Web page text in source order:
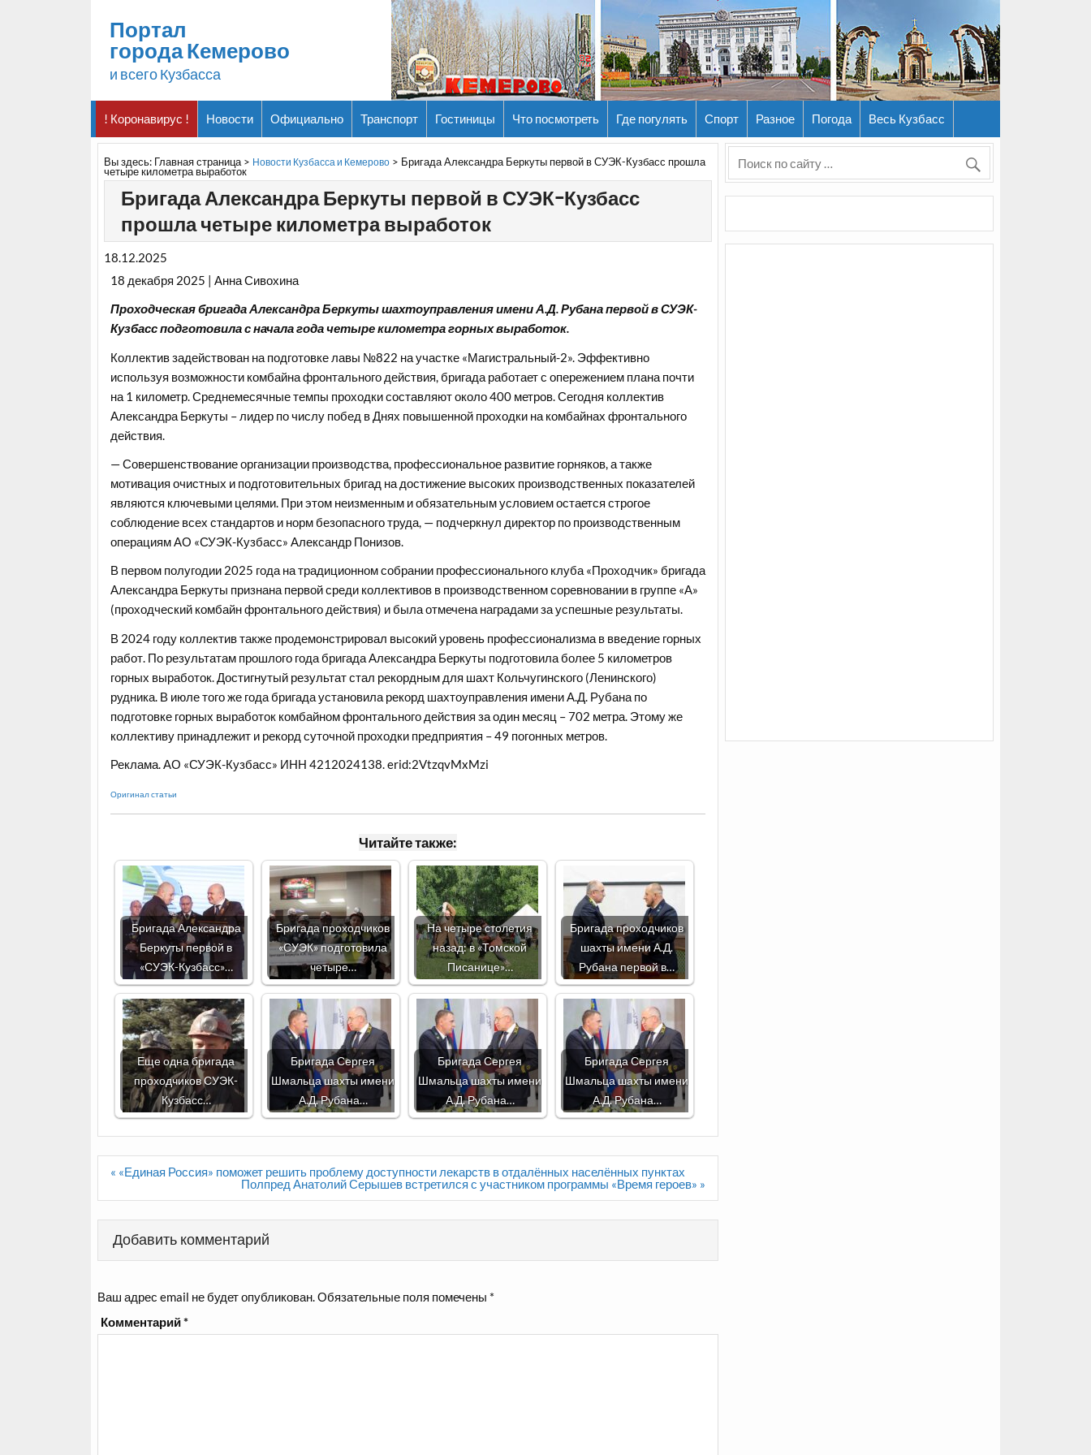
Портал
города Кемерово
и всего Кузбасса
! Коронавирус ! Новости Официально Транспорт Гостиницы Что посмотреть Где погулять Спорт Разное Погода Весь Кузбасс
Вы здесь: Главная страница> Новости Кузбасса и Кемерово > Бригада Александра Беркуты первой в СУЭК-Кузбасс прошла
четыре километра выработок
Бригада Александра Беркуты первой в СУЭК-Кузбасс
прошла четыре километра выработок
18.12.2025
18 декабря 2025 | Анна Сивохина
Проходческая бригада Александра Беркуты шахтоуправления имени А.Д. Рубана первой в СУЭК-
Кузбасс подготовила с начала года четыре километра горных выработок.
Коллектив задействован на подготовке лавы №822 на участке «Магистральный-2». Эффективно
используя возможности комбайна фронтального действия, бригада работает с опережением плана почти
на 1 километр. Среднемесячные темпы проходки составляют около 400 метров. Сегодня коллектив
Александра Беркуты – лидер по числу побед в Днях повышенной проходки на комбайнах фронтального
действия.
— Совершенствование организации производства, профессиональное развитие горняков, а также
мотивация очистных и подготовительных бригад на достижение высоких производственных показателей
являются ключевыми целями. При этом неизменным и обязательным условием остается строгое
соблюдение всех стандартов и норм безопасного труда, — подчеркнул директор по производственным
операциям АО «СУЭК-Кузбасс» Александр Понизов.
В первом полугодии 2025 года на традиционном собрании профессионального клуба «Проходчик» бригада
Александра Беркуты признана первой среди коллективов в производственном соревновании в группе «А»
(проходческий комбайн фронтального действия) и была отмечена наградами за успешные результаты.
В 2024 году коллектив также продемонстрировал высокий уровень профессионализма в введение горных
работ. По результатам прошлого года бригада Александра Беркуты подготовила более 5 километров
горных выработок. Достигнутый результат стал рекордным для шахт Кольчугинского (Ленинского)
рудника. В июле того же года бригада установила рекорд шахтоуправления имени А.Д. Рубана по
подготовке горных выработок комбайном фронтального действия за один месяц – 702 метра. Этому же
коллективу принадлежит и рекорд суточной проходки предприятия – 49 погонных метров.
Реклама. АО «СУЭК-Кузбасс» ИНН 4212024138. erid:2VtzqvMxMzi
Оригинал статьи
Читайте также:
Бригада Александра
Беркуты первой в
«СУЭК-Кузбасс»…
Бригада проходчиков
«СУЭК» подготовила
четыре…
На четыре столетия
назад: в «Томской
Писанице»…
Бригада проходчиков
шахты имени А.Д.
Рубана первой в…
Еще одна бригада
проходчиков СУЭК-
Кузбасс…
Бригада Сергея
Шмальца шахты имени
А.Д. Рубана…
Бригада Сергея
Шмальца шахты имени
А.Д. Рубана…
Бригада Сергея
Шмальца шахты имени
А.Д. Рубана…
Навигация
« «Единая Россия» поможет решить проблему доступности лекарств в отдалённых населённых пунктах
Полпред Анатолий Серышев встретился с участником программы «Время героев» »
Добавить комментарий
Ваш адрес email не будет опубликован.Обязательные поля помечены *
Комментарий*